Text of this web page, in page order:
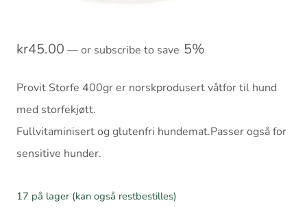
kr45.00 —or subscribe to save 5%
Provit Storfe 400gr er norskprodusert våtfor til hund
med storfekjøtt.
Fullvitaminisert og glutenfri hundemat.Passer også for
sensitive hunder.
17 på lager (kan også restbestilles)